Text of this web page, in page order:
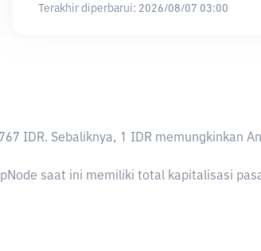
Terakhir diperbarui: 2026/08/07 03:00
IDR. Sebaliknya, 1 IDR memungkinkan
saat ini memiliki total kapitalisasi